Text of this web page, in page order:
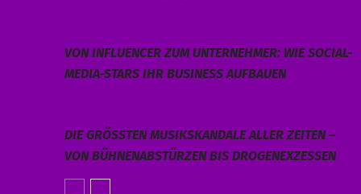
VON INFLUENCER ZUM UNTERNEHMER: WIE SOCIAL-
MEDIA-STARS IHR BUSINESS AUFBAUEN
DIE GRÖSSTEN MUSIKSKANDALE ALLER ZEITEN – V
ON BÜHNENABSTÜRZEN BIS DROGENEXZESSEN